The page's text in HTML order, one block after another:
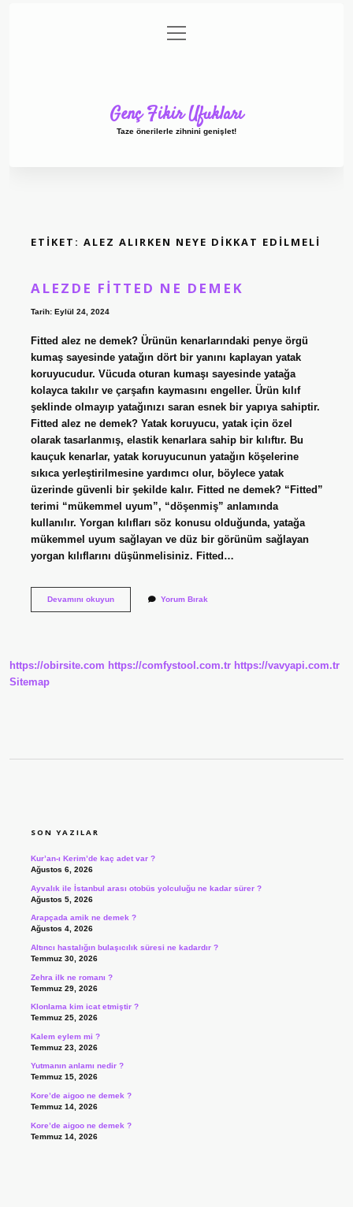
Gizlilik Politikası
menüyü
aç
Genç Fikir Ufukları
Taze önerilerle zihnini genişlet!
ETIKET: ALEZ ALIRKEN NEYE DIKKAT EDILMELI
ALEZDE FITTED NE DEMEK
Tarih: Eylül 24, 2024
Fitted alez ne demek? Ürünün kenarlarındaki penye örgü
kumaş sayesinde yatağın dört bir yanını kaplayan yatak
koruyucudur. Vücuda oturan kumaşı sayesinde yatağa
kolayca takılır ve çarşafın kaymasını engeller. Ürün kılıf
şeklinde olmayıp yatağınızı saran esnek bir yapıya sahiptir.
Fitted alez ne demek? Yatak koruyucu, yatak için özel
olarak tasarlanmış, elastik kenarlara sahip bir kılıftır. Bu
kauçuk kenarlar, yatak koruyucunun yatağın köşelerine
sıkıca yerleştirilmesine yardımcı olur, böylece yatak
üzerinde güvenli bir şekilde kalır. Fitted ne demek? “Fitted”
terimi “mükemmel uyum”, “döşenmiş” anlamında
kullanılır. Yorgan kılıfları söz konusu olduğunda, yatağa
mükemmel uyum sağlayan ve düz bir görünüm sağlayan
yorgan kılıflarını düşünmelisiniz. Fitted…
Devamını okuyunAlezde
Yorum Bırak
https://obirsite.com https://comfystool.com.tr https://vavyapi.com.tr
Sitemap
SON YAZILAR
Kur’an-ı Kerim’de kaç adet var ?
Ağustos 6, 2026
Ayvalık ile İstanbul arası otobüs yolculuğu ne kadar sürer ?
Ağustos 5, 2026
Arapçada amik ne demek ?
Ağustos 4, 2026
Altıncı hastalığın bulaşıcılık süresi ne kadardır ?
Temmuz 30, 2026
Zehra ilk ne romanı ?
Temmuz 29, 2026
Klonlama kim icat etmiştir ?
Temmuz 25, 2026
Kalem eylem mi ?
Temmuz 23, 2026
Yutmanın anlamı nedir ?
Temmuz 15, 2026
Kore’de aigoo ne demek ?
Temmuz 14, 2026
Kore’de aigoo ne demek ?
Temmuz 14, 2026